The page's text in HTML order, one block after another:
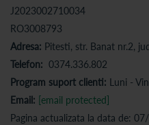
J2023002710034
RO3008793
Adresa: Pitesti, str. Banat nr.2,
Telefon: 0374.336.802
Program suport clienti: Luni -
Email: [email protected]
Pagina actualizata la data de: